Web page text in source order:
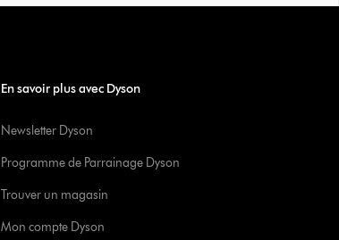
En savoir plus avec Dyson
Newsletter Dyson
Programme de Parrainage Dyson
Trouver un magasin
Mon compte Dyson